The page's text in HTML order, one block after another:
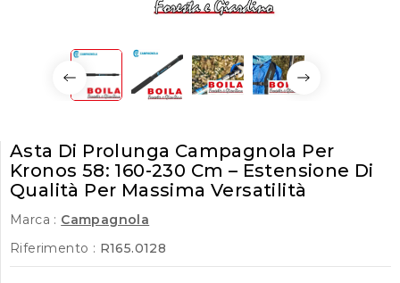
Asta Di Prolunga Campagnola Per
Kronos 58: 160-230 Cm – Estensione Di
Qualità Per Massima Versatilità
Marca : Campagnola
Riferimento : R165.0128